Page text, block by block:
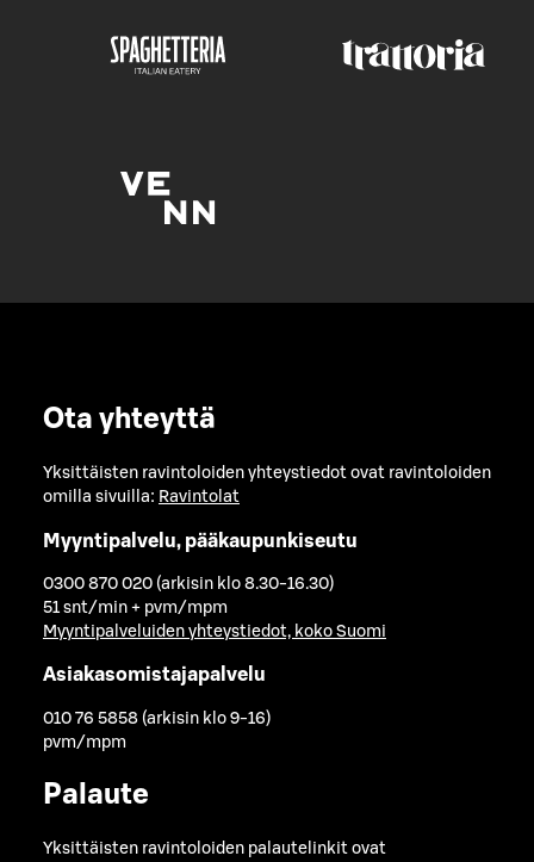
Ota yhteyttä
Yksittäisten ravintoloiden yhteystiedot ovat ravintoloiden
omilla sivuilla: Ravintolat
Myyntipalvelu, pääkaupunkiseutu
0300 870 020 (arkisin klo 8.30-16.30)
51 snt/min + pvm/mpm
Myyntipalveluiden yhteystiedot, koko Suomi
Asiakasomistajapalvelu
010 76 5858 (arkisin klo 9-16)
pvm/mpm
Palaute
Yksittäisten ravintoloiden palautelinkit ovat